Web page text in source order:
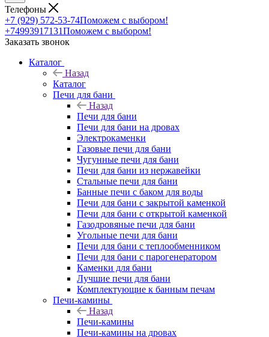
Телефоны
+7 (929) 572-53-74Поможем с выбором!
+74993917131Поможем с выбором!
Заказать звонок
Каталог
Назад
Каталог
Печи для бани
Назад
Печи для бани
Печи для бани на дровах
Электрокаменки
Газовые печи для бани
Чугунные печи для бани
Печи для бани из нержавейки
Стальные печи для бани
Банные печи с баком для воды
Печи для бани с закрытой каменкой
Печи для бани с открытой каменкой
Газодровяные печи для бани
Угольные печи для бани
Печи для бани с теплообменником
Печи для бани с парогенератором
Каменки для бани
Лучшие печи для бани
Комплектующие к банным печам
Печи-камины
Назад
Печи-камины
Печи-камины на дровах